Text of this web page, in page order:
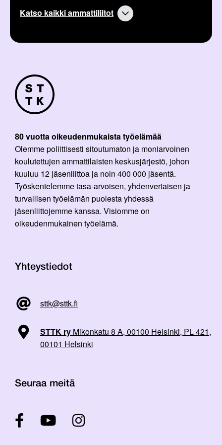
i
:
Katso kaikki ammattiliitot
80 vuotta oikeudenmukaista työelämää
Olemme poliittisesti sitoutumaton ja moniarvoinen
koulutettujen ammattilaisten keskusjärjestö, johon
kuuluu 12 jäsenliittoa ja noin 400 000 jäsentä.
Työskentelemme tasa-arvoisen, yhdenvertaisen ja
turvallisen työelämän puolesta yhdessä
jäsenliittojemme kanssa. Visiomme on
oikeudenmukainen työelämä.
Yhteystiedot
sttk@sttk.fi
STTK ry Mikonkatu 8 A, 00100 Helsinki, PL 421,
00101 Helsinki
Seuraa meitä